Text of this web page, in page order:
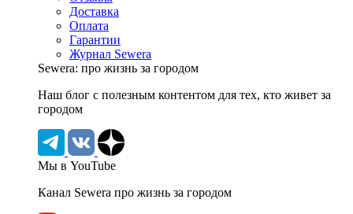
Доставка
Оплата
Гарантии
Журнал Sewera
Sewera: про жизнь за городом
Наш блог c полезным контентом для тех, кто живет за
городом
Мы в YouTube
Канал Sewera про жизнь за городом